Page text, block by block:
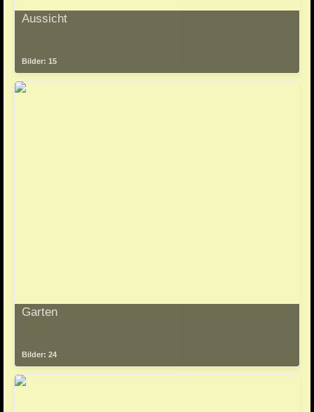
Aussicht
Bilder: 15
Garten
Bilder: 24